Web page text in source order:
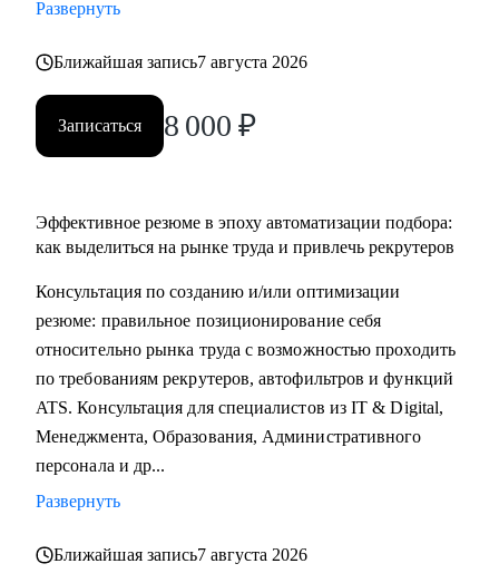
• Трижды проходила переквалификацию, имею высшее
безопасности (Wallarm), Edtech (Geekbrains, Яндекс
Практикум, QA Guru) и высшего образования (Сколтех).
• Регулярно прохожу обучение на коротких курсах, чтобы
глубже разбираться в профессиях, по которым
Как я работаю:
клиента,
бренд,
нетривиальные лайфхаки по поиску работы,
крупных компаний.
Развернуть
Ближайшая запись7 августа 2026
Записаться 8 000 ₽
Эффективное резюме в эпоху автоматизации подбора:
как выделиться на рынке труда и привлечь рекрутеров
Консультация по созданию и/или оптимизации
резюме: правильное позиционирование себя
относительно рынка труда с возможностью проходить
по требованиям рекрутеров, автофильтров и функций
ATS. Консультация для специалистов из IT & Digital,
Менеджмента, Образования, Административного
персонала и др...
Развернуть
Ближайшая запись7 августа 2026